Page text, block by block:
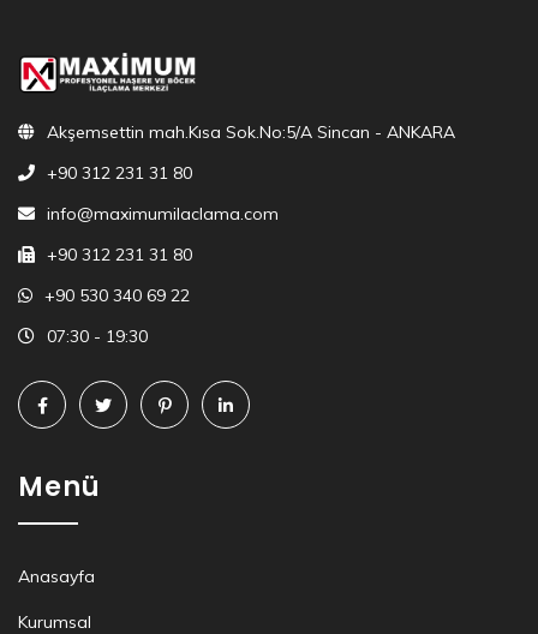
Akşemsettin mah.Kısa Sok.No:5/A Sincan - ANKARA
+90 312 231 31 80
info@maximumilaclama.com
+90 312 231 31 80
+90 530 340 69 22
07:30 - 19:30
Menü
Anasayfa
Kurumsal